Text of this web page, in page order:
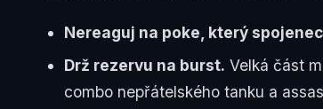
Nereaguj na poke, který
Drž rezervu na burst. Velká část
combo nepřátelského tanku a